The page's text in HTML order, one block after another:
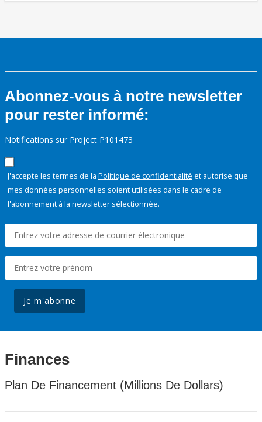
Abonnez-vous à notre newsletter
pour rester informé:
Notifications sur Project P101473
J'accepte les termes de la Politique de confidentialité et autorise que
mes données personnelles soient utilisées dans le cadre de
l'abonnement à la newsletter sélectionnée.
Je m'abonne
Finances
Plan De Financement (Millions De Dollars)